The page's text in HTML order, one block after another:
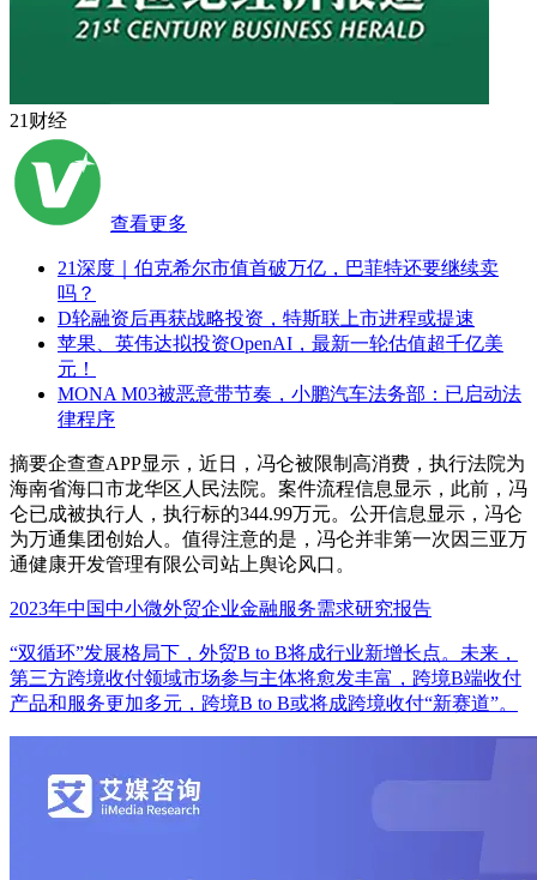
21财经
查看更多
21深度｜伯克希尔市值首破万亿，巴菲特还要继续卖
吗？
D轮融资后再获战略投资，特斯联上市进程或提速
苹果、英伟达拟投资OpenAI，最新一轮估值超千亿美
元！
MONA M03被恶意带节奏，小鹏汽车法务部：已启动法
律程序
摘要企查查APP显示，近日，冯仑被限制高消费，执行法院为
海南省海口市龙华区人民法院。案件流程信息显示，此前，冯
仑已成被执行人，执行标的344.99万元。公开信息显示，冯仑
为万通集团创始人。值得注意的是，冯仑并非第一次因三亚万
通健康开发管理有限公司站上舆论风口。
2023年中国中小微外贸企业金融服务需求研究报告
“双循环”发展格局下，外贸B to B将成行业新增长点。未来，
第三方跨境收付领域市场参与主体将愈发丰富，跨境B端收付
产品和服务更加多元，跨境B to B或将成跨境收付“新赛道”。